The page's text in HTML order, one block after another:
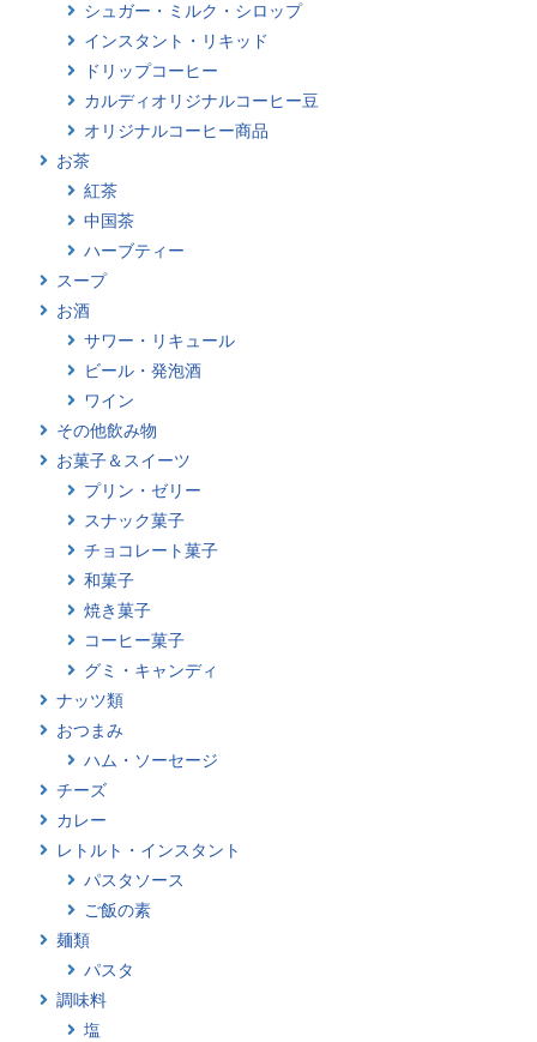
シュガー・ミルク・シロップ
インスタント・リキッド
ドリップコーヒー
カルディオリジナルコーヒー豆
オリジナルコーヒー商品
お茶
紅茶
中国茶
ハーブティー
スープ
お酒
サワー・リキュール
ビール・発泡酒
ワイン
その他飲み物
お菓子＆スイーツ
プリン・ゼリー
スナック菓子
チョコレート菓子
和菓子
焼き菓子
コーヒー菓子
グミ・キャンディ
ナッツ類
おつまみ
ハム・ソーセージ
チーズ
カレー
レトルト・インスタント
パスタソース
ご飯の素
麺類
パスタ
調味料
塩